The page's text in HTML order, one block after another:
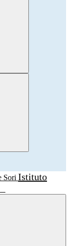
Istituto